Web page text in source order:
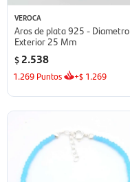
VEROCA
Aros de plata 925 - Diametro
Exterior 25 Mm
$ 2.538
1.269 Puntos +$ 1.269